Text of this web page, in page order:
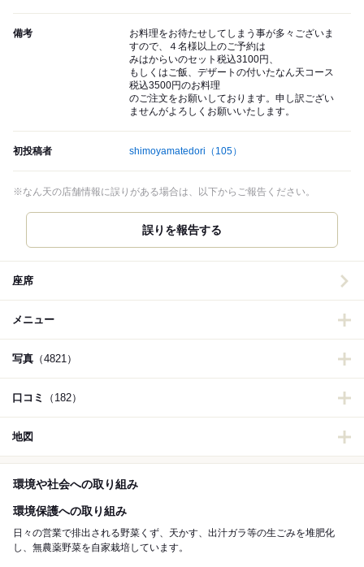
備考
お料理をお待たせしてしまう事が多々ございま
すので、４名様以上のご予約は
みはからいのセット税込3100円、
もしくはご飯、デザートの付いたなん天コース
税込3500円のお料理
のご注文をお願いしております。申し訳ござい
ませんがよろしくお願いいたします。
初投稿者 shimoyamatedori （105）
※なん天の店舗情報に誤りがある場合は、以下からご報告ください。
誤りを報告する
座席
メニュー
写真 （4821）
口コミ （182）
地図
環境や社会への取り組み
環境保護への取り組み
日々の営業で排出される野菜くず、天かす、出汁ガラ等の生ごみを堆肥化
し、無農薬野菜を自家栽培しています。